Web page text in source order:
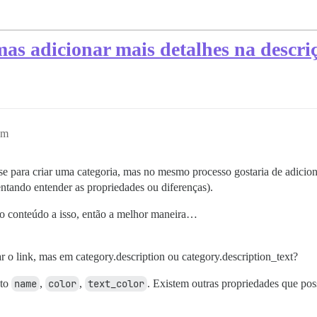
adicionar mais detalhes na
para criar uma categoria, mas no mesmo processo gostaria de
entender as propriedades ou diferenças).
conteúdo a isso, então a melhor maneira…
o link, mas em category.description ou category.description_text?
name , color , text_color . Existem outras propriedades que